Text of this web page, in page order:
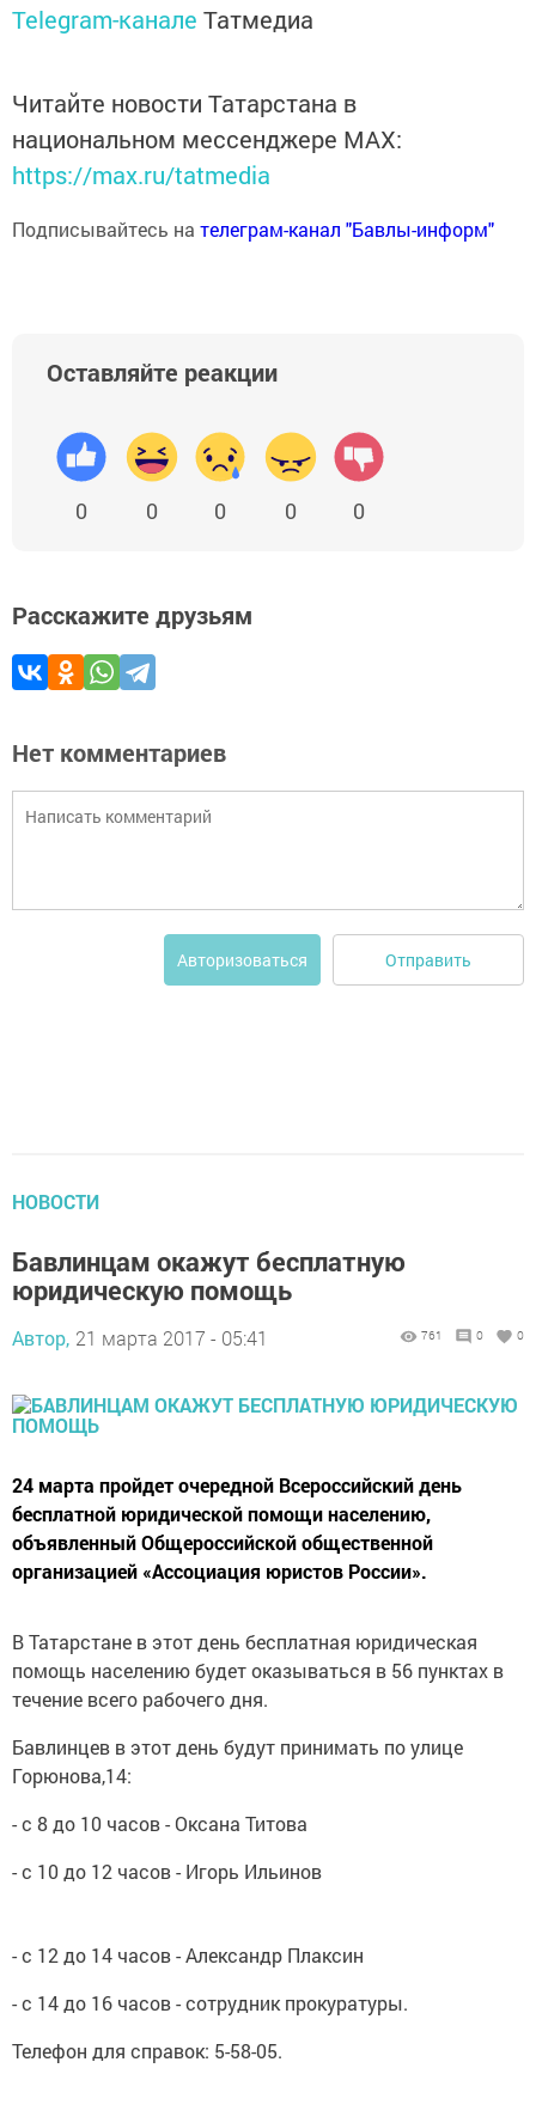
Telegram-канале Татмедиа
Читайте новости Татарстана в
национальном мессенджере MАХ:
https://max.ru/tatmedia
Подписывайтесь на телеграм-канал "Бавлы-информ"
Оставляйте реакции
0 0 0 0 0
Расскажите друзьям
Нет комментариев
Авторизоваться Отправить
НОВОСТИ
Бавлинцам окажут бесплатную
юридическую помощь
Автор, 21 марта 2017 - 05:41 761 0 0
24 марта пройдет очередной Всероссийский день
бесплатной юридической помощи населению,
объявленный Общероссийской общественной
организацией «Ассоциация юристов России».
В Татарстане в этот день бесплатная юридическая
помощь населению будет оказываться в 56 пунктах в
течение всего рабочего дня.
Бавлинцев в этот день будут принимать по улице
Горюнова,14:
- с 8 до 10 часов - Оксана Титова
- с 10 до 12 часов - Игорь Ильинов
- с 12 до 14 часов - Александр Плаксин
- с 14 до 16 часов - сотрудник прокуратуры.
Телефон для справок: 5-58-05.